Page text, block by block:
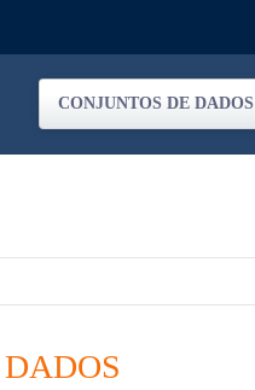
CONJUNTOS DE DADOS